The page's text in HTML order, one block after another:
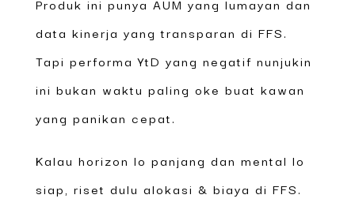
data kinerja yang transparan di FFS.
Tapi performa YtD yang negatif nunjukin
ini bukan waktu paling oke buat kawan
yang panikan cepat.
Kalau horizon lo panjang dan mental lo
siap, riset dulu alokasi & biaya di FFS.